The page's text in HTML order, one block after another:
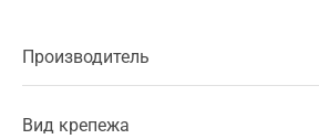
Производитель
Вид крепежа